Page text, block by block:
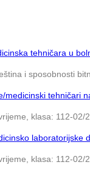
tehničara u
i sposobnosti
medicinski tehničari
klasa: 112-02/
laboratorijske
klasa: 112-02/